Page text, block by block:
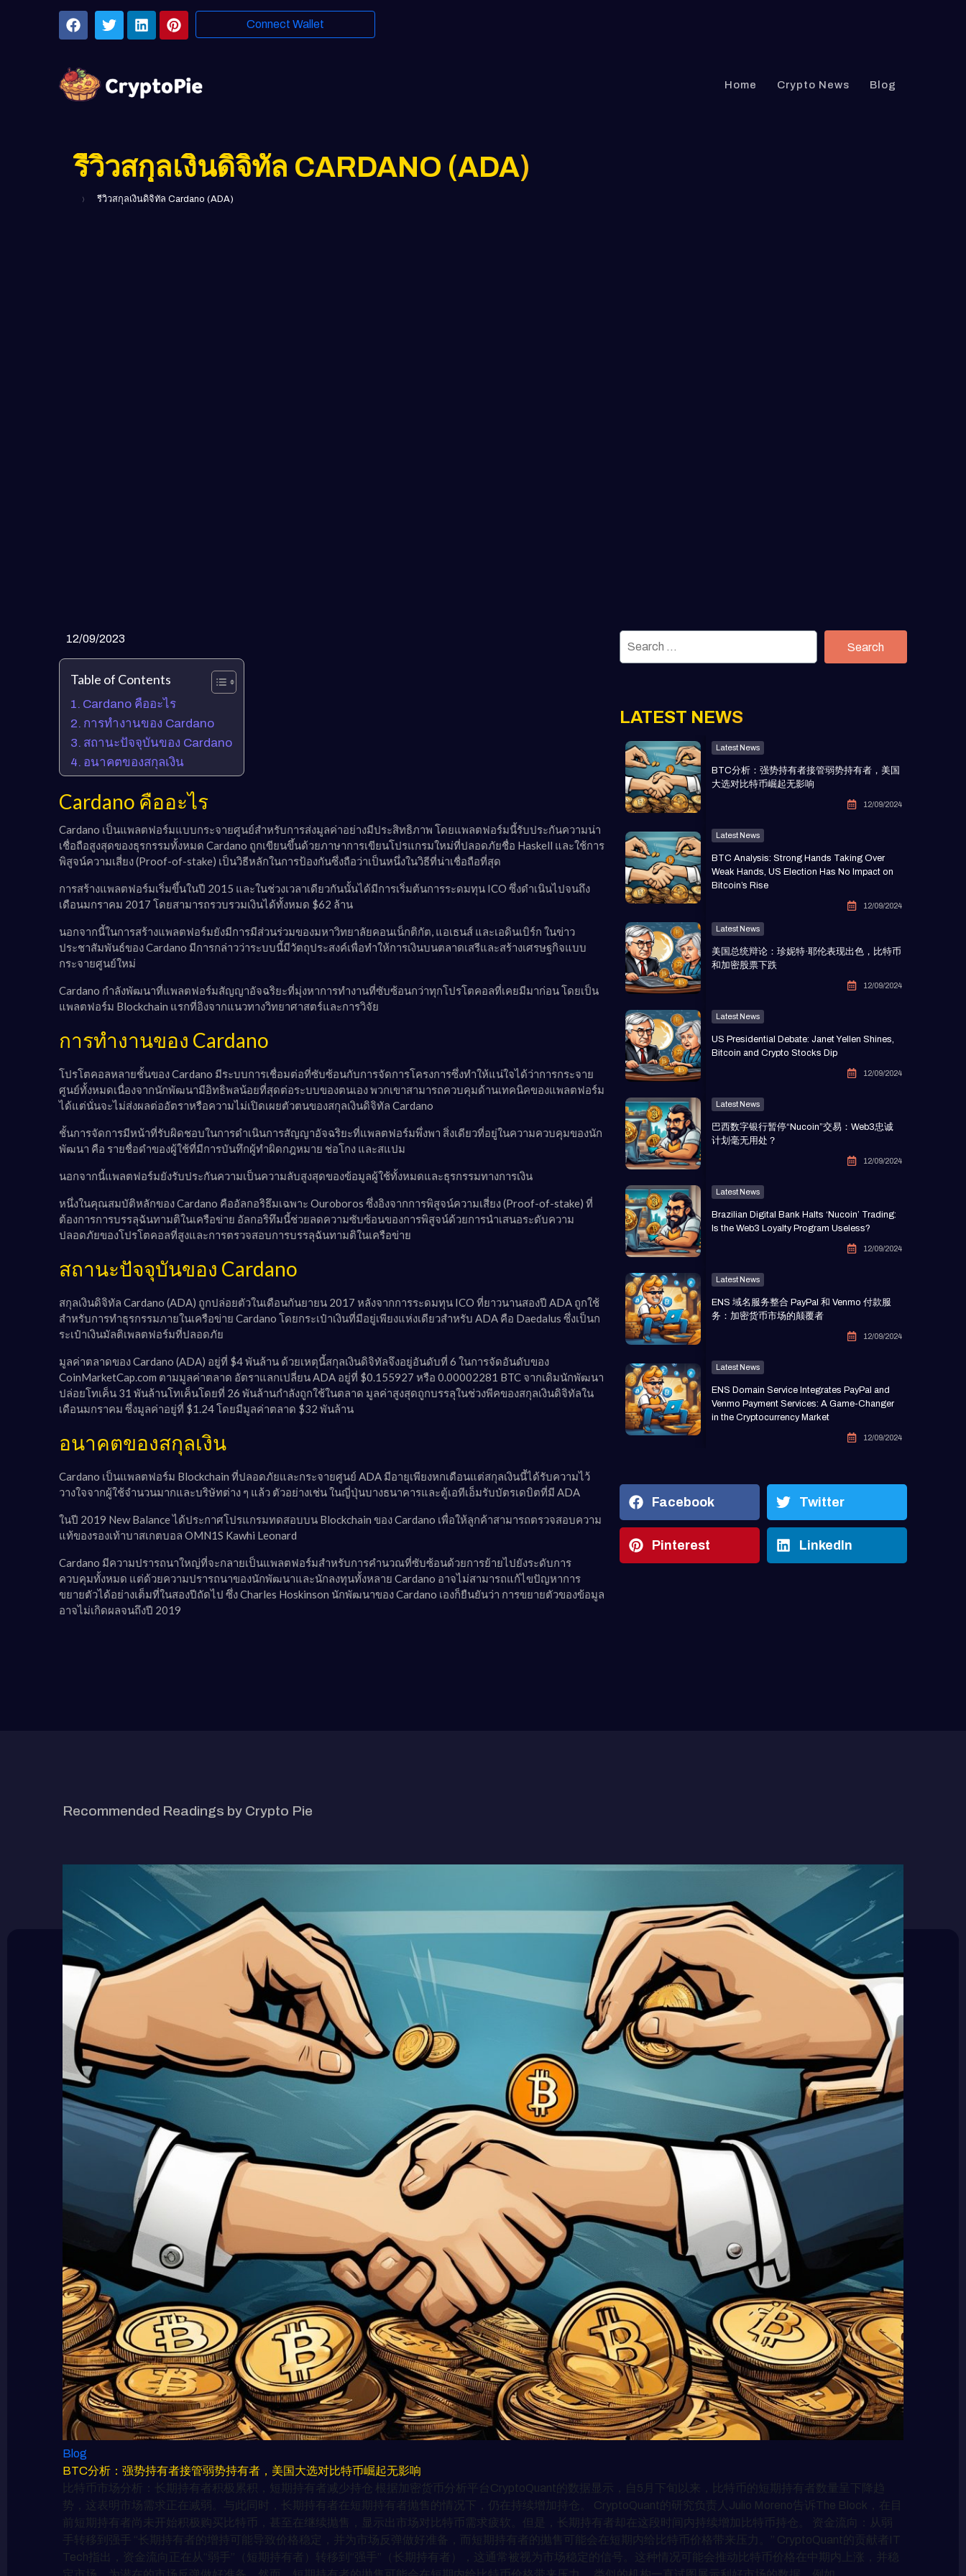
Connect Wallet
Home Crypto News Blog
รีวิวสกุลเงินดิจิทัล CARDANO (ADA)
รีวิวสกุลเงินดิจิทัล Cardano (ADA)
12/09/2023
Table of Contents
Cardano คืออะไร
การทำงานของ Cardano
สถานะปัจจุบันของ Cardano
อนาคตของสกุลเงิน
Cardano คืออะไร
Cardano เป็นแพลตฟอร์มแบบกระจายศูนย์สำหรับการส่งมูลค่าอย่างมีประสิทธิภาพ โดยแพลตฟอร์มนี้รับประกันความน่า
เชื่อถือสูงสุดของธุรกรรมทั้งหมด Cardano ถูกเขียนขึ้นด้วยภาษาการเขียนโปรแกรมใหม่ที่ปลอดภัยชื่อ Haskell และใช้การ
พิสูจน์ความเสี่ยง (Proof-of-stake) เป็นวิธีหลักในการป้องกันซึ่งถือว่าเป็นหนึ่งในวิธีที่น่าเชื่อถือที่สุด
การสร้างแพลตฟอร์มเริ่มขึ้นในปี 2015 และในช่วงเวลาเดียวกันนั้นได้มีการเริ่มต้นการระดมทุน ICO ซึ่งดำเนินไปจนถึง
เดือนมกราคม 2017 โดยสามารถรวบรวมเงินได้ทั้งหมด $62 ล้าน
นอกจากนี้ในการสร้างแพลตฟอร์มยังมีการมีส่วนร่วมของมหาวิทยาลัยคอนเน็กติกัต, แอเธนส์ และเอดินเบิร์ก ในข่าว
ประชาสัมพันธ์ของ Cardano มีการกล่าวว่าระบบนี้มีวัตถุประสงค์เพื่อทำให้การเงินบนตลาดเสรีและสร้างเศรษฐกิจแบบ
กระจายศูนย์ใหม่
Cardano กำลังพัฒนาที่แพลตฟอร์มสัญญาอัจฉริยะที่มุ่งหาการทำงานที่ซับซ้อนกว่าทุกโปรโตคอลที่เคยมีมาก่อน โดยเป็น
แพลตฟอร์ม Blockchain แรกที่อิงจากแนวทางวิทยาศาสตร์​และการวิจัย
การทำงานของ Cardano
โปรโตคอลหลายชั้นของ Cardano มีระบบการเชื่อมต่อที่ซับซ้อนกับการจัดการโครงการซึ่งทำให้แน่ใจได้ว่าการกระจาย
ศูนย์ทั้งหมดเนื่องจากนักพัฒนามีอิทธิพลน้อยที่สุดต่อระบบของตนเอง พวกเขาสามารถควบคุมด้านเทคนิคของแพลตฟอร์ม
ได้แต่นั่นจะไม่ส่งผลต่ออัตราหรือความไม่เปิดเผยตัวตนของสกุลเงินดิจิทัล Cardano
ชั้นการจัดการมีหน้าที่รับผิดชอบในการดำเนินการสัญญาอัจฉริยะที่แพลตฟอร์มพึ่งพา สิ่งเดียวที่อยู่ในความควบคุมของนัก
พัฒนา คือ รายชื่อดำของผู้ใช้ที่มีการบันทึกผู้ทำผิดกฎหมาย ช่อโกง และสแปม
นอกจากนี้แพลตฟอร์มยังรับประกันความเป็นความลับสูงสุดของข้อมูลผู้ใช้ทั้งหมดและธุรกรรมทางการเงิน
หนึ่งในคุณสมบัติหลักของ Cardano คืออัลกอริธึมเฉพาะ Ouroboros ซึ่งอิงจากการพิสูจน์ความเสี่ยง (Proof-of-stake) ที่
ต้องการการบรรลุฉันทามติในเครือข่าย อัลกอริทึมนี้ช่วยลดความซับซ้อนของการพิสูจน์ด้วยการนำเสนอระดับความ
ปลอดภัยของโปรโตคอลที่สูงและการตรวจสอบการบรรลุฉันทามติในเครือข่าย
สถานะปัจจุบันของ Cardano
สกุลเงินดิจิทัล Cardano (ADA) ถูกปล่อยตัวในเดือนกันยายน 2017 หลังจากการระดมทุน ICO ที่ยาวนานสองปี ADA ถูกใช้
สำหรับการทำธุรกรรมภายในเครือข่าย Cardano โดยกระเป๋าเงินที่มีอยู่เพียงแห่งเดียวสำหรับ ADA คือ Daedalus ซึ่งเป็นก
ระเป๋าเงินมัลติเพลตฟอร์มที่ปลอดภัย
มูลค่าตลาดของ Cardano (ADA) อยู่ที่ $4 พันล้าน ด้วยเหตุนี้สกุลเงินดิจิทัลจึงอยู่อันดับที่ 6 ในการจัดอันดับของ
CoinMarketCap.com ตามมูลค่าตลาด อัตราแลกเปลี่ยน ADA อยู่ที่ $0.155927 หรือ 0.00002281 BTC จากเดิมนักพัฒนา
ปล่อยโทเค็น 31 พันล้านโทเค็นโดยที่ 26 พันล้านกำลังถูกใช้ในตลาด มูลค่าสูงสุดถูกบรรลุในช่วงพีคของสกุลเงินดิจิทัลใน
เดือนมกราคม ซึ่งมูลค่าอยู่ที่ $1.24 โดยมีมูลค่าตลาด $32 พันล้าน
อนาคตของสกุลเงิน
Cardano เป็นแพลตฟอร์ม Blockchain ที่ปลอดภัยและกระจายศูนย์ ADA มีอายุเพียงหกเดือนแต่สกุลเงินนี้ได้รับความไว้
วางใจจากผู้ใช้จำนวนมากและบริษัทต่าง ๆ แล้ว ตัวอย่างเช่น ในญี่ปุ่นบางธนาคารและตู้เอทีเอ็มรับบัตรเดบิตที่มี ADA
ในปี 2019 New Balance ได้ประกาศโปรแกรมทดสอบบน Blockchain ของ Cardano เพื่อให้ลูกค้าสามารถตรวจสอบความ
แท้ของรองเท้าบาสเกตบอล OMN1S Kawhi Leonard
Cardano มีความปรารถนาใหญ่ที่จะกลายเป็นแพลตฟอร์มสำหรับการคำนวณที่ซับซ้อนด้วยการย้ายไปยังระดับการ
ควบคุมทั้งหมด แต่ด้วยความปรารถนาของนักพัฒนาและนักลงทุนทั้งหลาย Cardano อาจไม่สามารถแก้ไขปัญหาการ
ขยายตัวได้อย่างเต็มที่ในสองปีถัดไป ซึ่ง Charles Hoskinson นักพัฒนาของ Cardano เองก็ยืนยันว่า การขยายตัวของข้อมูล
อาจไม่เกิดผลจนถึงปี 2019
Search
LATEST NEWS
Latest News
BTC分析：强势持有者接管弱势持有者，美国
大选对比特币崛起无影响
12/09/2024
Latest News
BTC Analysis: Strong Hands Taking Over
Weak Hands, US Election Has No Impact on
Bitcoin’s Rise
12/09/2024
Latest News
美国总统辩论：珍妮特·耶伦表现出色，比特币
和加密股票下跌
12/09/2024
Latest News
US Presidential Debate: Janet Yellen Shines,
Bitcoin and Crypto Stocks Dip
12/09/2024
Latest News
巴西数字银行暂停“Nucoin”交易：Web3忠诚
计划毫无用处？
12/09/2024
Latest News
Brazilian Digital Bank Halts ‘Nucoin’ Trading:
Is the Web3 Loyalty Program Useless?
12/09/2024
Latest News
ENS 域名服务整合 PayPal 和 Venmo 付款服
务：加密货币市场的颠覆者
12/09/2024
Latest News
ENS Domain Service Integrates PayPal and
Venmo Payment Services: A Game-Changer
in the Cryptocurrency Market
12/09/2024
Facebook Twitter
Pinterest LinkedIn
Recommended Readings by Crypto Pie
Blog
BTC分析：强势持有者接管弱势持有者，美国大选对比特币崛起无影响
比特币市场分析：长期持有者积极累积，短期持有者减少持仓 根据加密货币分析平台CryptoQuant的数据显示，自5月下旬以来，比特币的短期持有者数量呈下降趋
势，这表明市场需求正在减弱。与此同时，长期持有者在短期持有者抛售的情况下，仍在持续增加持仓。 CryptoQuant的研究负责人Julio Moreno告诉The Block，在目
前短期持有者尚未开始积极购买比特币，甚至在继续抛售，显示出市场对比特币需求疲软。但是，长期持有者却在这段时间内持续增加比特币持仓。 资金流向：从弱
手转移到强手 “长期持有者的增持可能导致价格稳定，并为市场反弹做好准备，而短期持有者的抛售可能会在短期内给比特币价格带来压力。” CryptoQuant的贡献者IT
Tech指出，资金流向正在从“弱手”（短期持有者）转移到“强手”（长期持有者），这通常被视为市场稳定的信号。这种情况可能会推动比特币价格在中期内上涨，并稳